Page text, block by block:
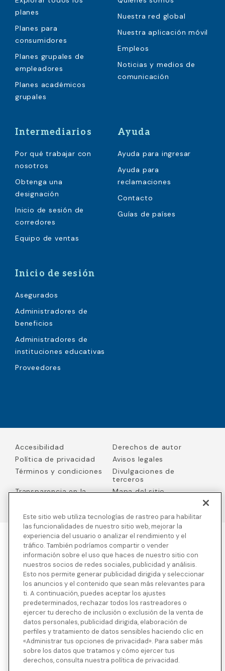
planes
Planes para
consumidores
Planes grupales de
empleadores
Planes académicos
grupales
Nuestra red global
Nuestra aplicación móvil
Empleos
Noticias y medios de
comunicación
Intermediarios
Por qué trabajar con
nosotros
Obtenga una
designación
Inicio de sesión de
corredores
Equipo de ventas
Ayuda
Ayuda para ingresar
Ayuda para
reclamaciones
Contacto
Guías de países
Inicio de sesión
Asegurados
Administradores de
beneficios
Administradores de
instituciones educativas
Proveedores
Accesibilidad
Derechos de autor
Política de privacidad
Avisos legales
Términos y condiciones
Divulgaciones de
terceros
Transparencia en la
Mapa del sitio
Blue Cross Blue Shield Global Solutions es el nombre comercial de
Worldwide Insurance Services, LLC (Blue Cross Blue Shield Global
Solutions Insurance Services en California y BCBS Global
Solutions Insurance Services en New York) , un licenciatario
independiente de Blue Cross and Blue Shield Association. Blue
Cross Blue Shield Global Solutions es una marca propiedad de la
Blue Cross and Blue Shield Association.
Vea divulgaciones e información detallada sobre la compañía
aseguradora de nuestros productos y otras divulgaciones de
terceros.
Este sitio web utiliza tecnologías de rastreo para habilitar
las funcionalidades de nuestro sitio web, mejorar la
experiencia del usuario o analizar el rendimiento y el
tráfico. También podríamos compartir o vender
información sobre el uso que haces de nuestro sitio con
nuestros socios de redes sociales, publicidad y análisis.
Esto nos permite generar publicidad dirigida y seleccionar
los anuncios y el contenido que sean más relevantes para
ti. A continuación, puedes aceptar los ajustes
predeterminados, rechazar todos los rastreadores o
ejercer tu derecho de inclusión o exclusión de la venta de
datos personales, publicidad dirigida, elaboración de
perfiles y tratamiento de datos sensibles haciendo clic en
«Administrar tus opciones de privacidad». Para saber más
sobre los datos que tratamos y cómo ejercer tus
derechos, consulta nuestra política de privacidad.